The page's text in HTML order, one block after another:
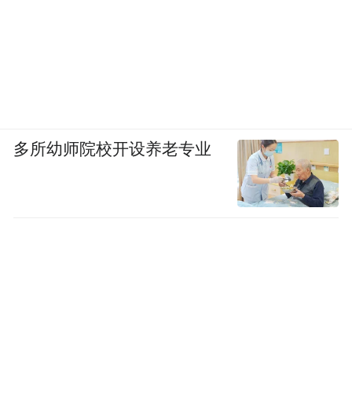
多所幼师院校开设养老专业